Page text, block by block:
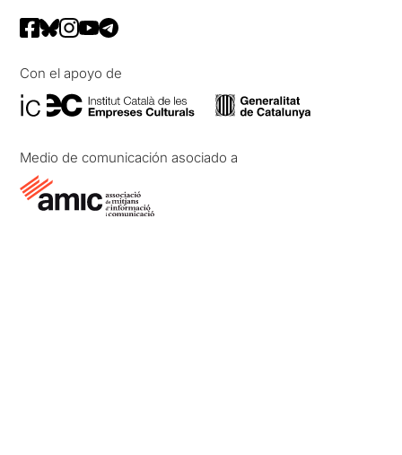
Con el apoyo de
Medio de comunicación asociado a